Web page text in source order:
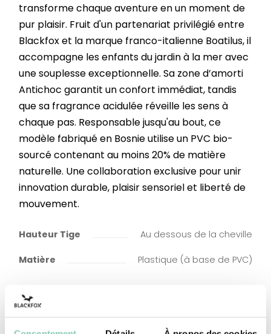
transforme chaque aventure en un moment de
pur plaisir. Fruit d'un partenariat privilégié entre
Blackfox et la marque franco-italienne Boatilus, il
accompagne les enfants du jardin à la mer avec
une souplesse exceptionnelle. Sa zone d’amorti
Antichoc garantit un confort immédiat, tandis
que sa fragrance acidulée réveille les sens à
chaque pas. Responsable jusqu'au bout, ce
modèle fabriqué en Bosnie utilise un PVC bio-
sourcé contenant au moins 20% de matière
naturelle. Une collaboration exclusive pour unir
innovation durable, plaisir sensoriel et liberté de
mouvement.
Hauteur Tige Au dessous de la cheville
Matière Plastique (à base de PVC)